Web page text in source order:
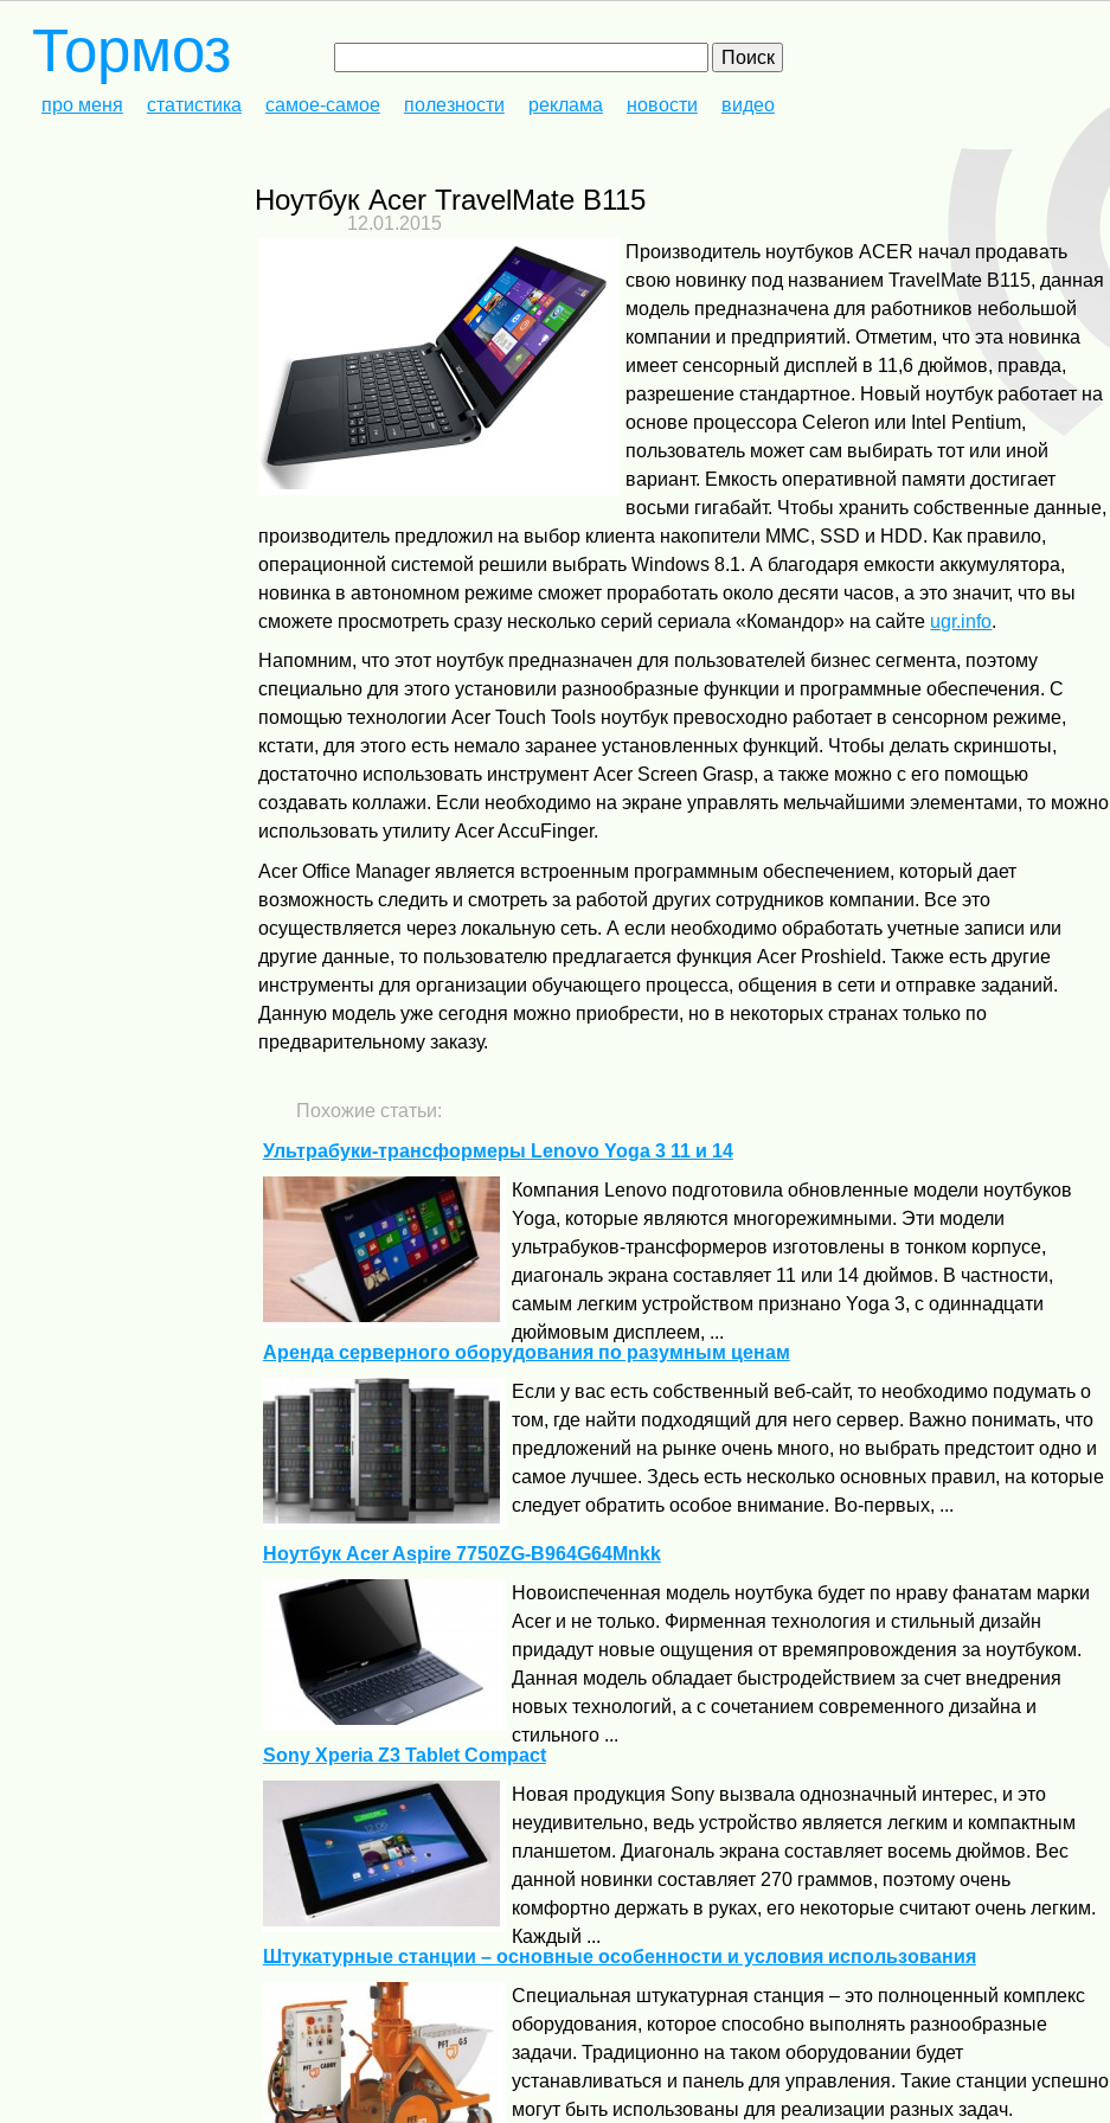
Тормоз
про меня статистика самое-самое полезности реклама новости видео
Ноутбук Acer TravelMate B115
12.01.2015
Производитель ноутбуков ACER начал продавать
свою новинку под названием TravelMate B115, данная
модель предназначена для работников небольшой
компании и предприятий. Отметим, что эта новинка
имеет сенсорный дисплей в 11,6 дюймов, правда,
разрешение стандартное. Новый ноутбук работает на
основе процессора Celeron или Intel Pentium,
пользователь может сам выбирать тот или иной
вариант. Емкость оперативной памяти достигает
восьми гигабайт. Чтобы хранить собственные данные,
производитель предложил на выбор клиента накопители MMC, SSD и HDD. Как правило,
операционной системой решили выбрать Windows 8.1. А благодаря емкости аккумулятора,
новинка в автономном режиме сможет проработать около десяти часов, а это значит, что вы
сможете просмотреть сразу несколько серий сериала «Командор» на сайте ugr.info.
Напомним, что этот ноутбук предназначен для пользователей бизнес сегмента, поэтому
специально для этого установили разнообразные функции и программные обеспечения. С
помощью технологии Acer Touch Tools ноутбук превосходно работает в сенсорном режиме,
кстати, для этого есть немало заранее установленных функций. Чтобы делать скриншоты,
достаточно использовать инструмент Acer Screen Grasp, а также можно с его помощью
создавать коллажи. Если необходимо на экране управлять мельчайшими элементами, то можно
использовать утилиту Acer AccuFinger.
Acer Office Manager является встроенным программным обеспечением, который дает
возможность следить и смотреть за работой других сотрудников компании. Все это
осуществляется через локальную сеть. А если необходимо обработать учетные записи или
другие данные, то пользователю предлагается функция Acer Proshield. Также есть другие
инструменты для организации обучающего процесса, общения в сети и отправке заданий.
Данную модель уже сегодня можно приобрести, но в некоторых странах только по
предварительному заказу.
Похожие статьи:
Ультрабуки-трансформеры Lenovo Yoga 3 11 и 14
Компания Lenovo подготовила обновленные модели ноутбуков
Yoga, которые являются многорежимными. Эти модели
ультрабуков-трансформеров изготовлены в тонком корпусе,
диагональ экрана составляет 11 или 14 дюймов. В частности,
самым легким устройством признано Yoga 3, с одиннадцати
дюймовым дисплеем, ...
Аренда серверного оборудования по разумным ценам
Если у вас есть собственный веб-сайт, то необходимо подумать о
том, где найти подходящий для него сервер. Важно понимать, что
предложений на рынке очень много, но выбрать предстоит одно и
самое лучшее. Здесь есть несколько основных правил, на которые
следует обратить особое внимание. Во-первых, ...
Ноутбук Acer Aspire 7750ZG-B964G64Mnkk
Новоиспеченная модель ноутбука будет по нраву фанатам марки
Acer и не только. Фирменная технология и стильный дизайн
придадут новые ощущения от времяпровождения за ноутбуком.
Данная модель обладает быстродействием за счет внедрения
новых технологий, а с сочетанием современного дизайна и
стильного ...
Sony Xperia Z3 Tablet Compact
Новая продукция Sony вызвала однозначный интерес, и это
неудивительно, ведь устройство является легким и компактным
планшетом. Диагональ экрана составляет восемь дюймов. Вес
данной новинки составляет 270 граммов, поэтому очень
комфортно держать в руках, его некоторые считают очень легким.
Каждый ...
Штукатурные станции – основные особенности и условия использования
Специальная штукатурная станция – это полноценный комплекс
оборудования, которое способно выполнять разнообразные
задачи. Традиционно на таком оборудовании будет
устанавливаться и панель для управления. Такие станции успешно
могут быть использованы для реализации разных задач.